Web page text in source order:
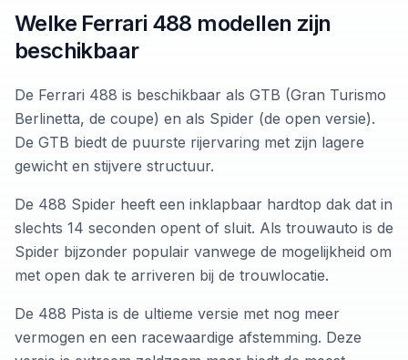
Welke Ferrari 488 modellen zijn
beschikbaar
De Ferrari 488 is beschikbaar als GTB (Gran Turismo
Berlinetta, de coupe) en als Spider (de open versie).
De GTB biedt de puurste rijervaring met zijn lagere
gewicht en stijvere structuur.
De 488 Spider heeft een inklapbaar hardtop dak dat in
slechts 14 seconden opent of sluit. Als trouwauto is de
Spider bijzonder populair vanwege de mogelijkheid om
met open dak te arriveren bij de trouwlocatie.
De 488 Pista is de ultieme versie met nog meer
vermogen en een racewaardige afstemming. Deze